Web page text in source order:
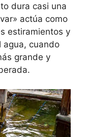
dura casi una
actúa como
estiramientos y
agua, cuando
grande y